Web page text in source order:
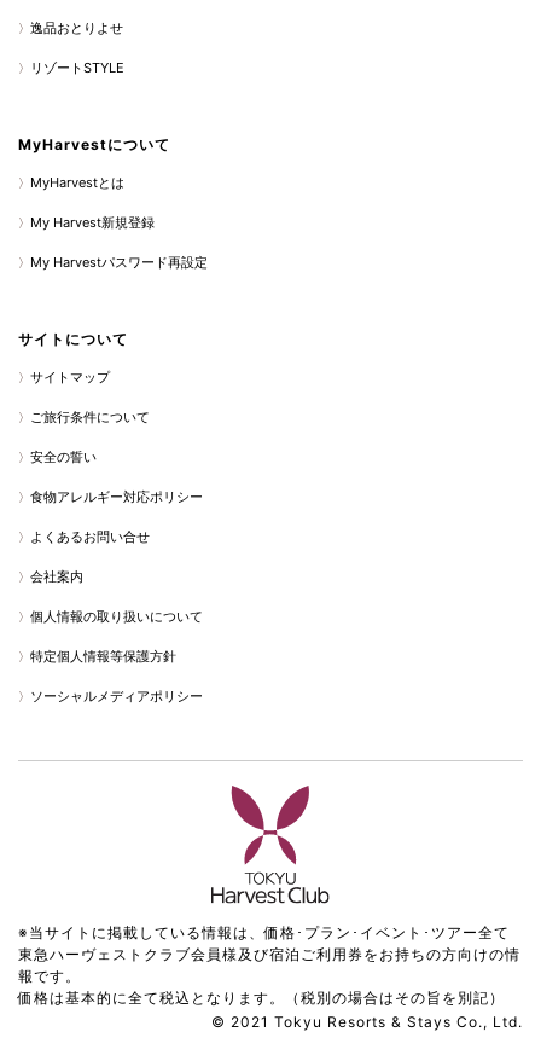
逸品おとりよせ
リゾートSTYLE
MyHarvestについて
MyHarvestとは
My Harvest新規登録
My Harvestパスワード再設定
サイトについて
サイトマップ
ご旅行条件について
安全の誓い
食物アレルギー対応ポリシー
よくあるお問い合せ
会社案内
個人情報の取り扱いについて
特定個人情報等保護方針
ソーシャルメディアポリシー
※当サイトに掲載している情報は、価格･プラン･イベント･ツアー全て
東急ハーヴェストクラブ会員様及び宿泊ご利用券をお持ちの方向けの情
報です。
価格は基本的に全て税込となります。（税別の場合はその旨を別記）
© 2021 Tokyu Resorts & Stays Co., Ltd.